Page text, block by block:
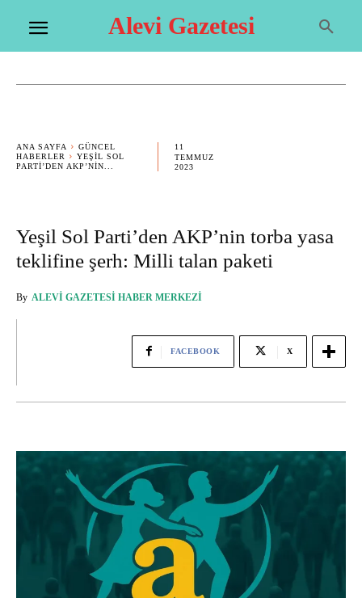
Alevi Gazetesi
ANA SAYFA
GÜNCEL
HABERLER
YEŞIL SOL
PARTI’DEN AKP’NIN...
11
TEMMUZ
2023
Yeşil Sol Parti’den AKP’nin torba yasa
teklifine şerh: Milli talan paketi
By ALEVI GAZETESI HABER MERKEZI
FACEBOOK X